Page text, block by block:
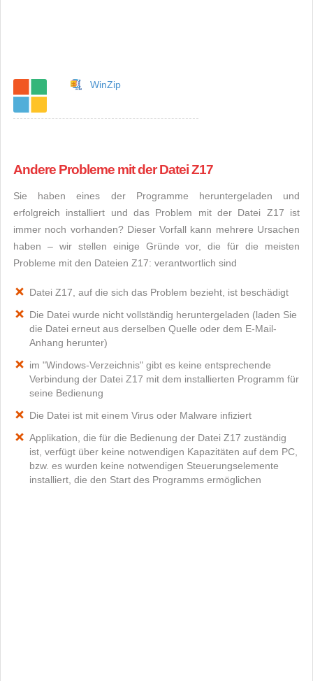
WinZip
Andere Probleme mit der Datei Z17
Sie haben eines der Programme heruntergeladen und
erfolgreich installiert und das Problem mit der Datei Z17 ist
immer noch vorhanden? Dieser Vorfall kann mehrere Ursachen
haben – wir stellen einige Gründe vor, die für die meisten
Probleme mit den Dateien Z17: verantwortlich sind
Datei Z17, auf die sich das Problem bezieht, ist beschädigt
Die Datei wurde nicht vollständig heruntergeladen (laden Sie
die Datei erneut aus derselben Quelle oder dem E-Mail-
Anhang herunter)
im "Windows-Verzeichnis" gibt es keine entsprechende
Verbindung der Datei Z17 mit dem installierten Programm für
seine Bedienung
Die Datei ist mit einem Virus oder Malware infiziert
Applikation, die für die Bedienung der Datei Z17 zuständig
ist, verfügt über keine notwendigen Kapazitäten auf dem PC,
bzw. es wurden keine notwendigen Steuerungselemente
installiert, die den Start des Programms ermöglichen